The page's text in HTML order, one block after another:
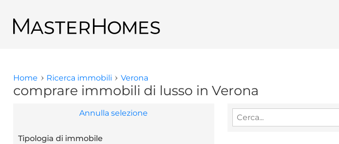
Ritornare ai risultati di ricerca
Tu sei qui
Home Ricerca immobili Verona
comprare immobili di lusso in Verona
Annulla selezione
Tipologia di immobile